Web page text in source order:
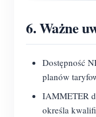
6. Ważne
Dostępność
planów
IAMMETER
określa